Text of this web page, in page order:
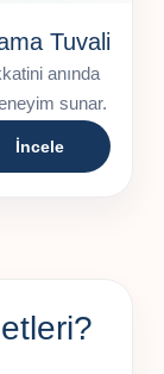
Tuvali
anında
sunar.
İncele